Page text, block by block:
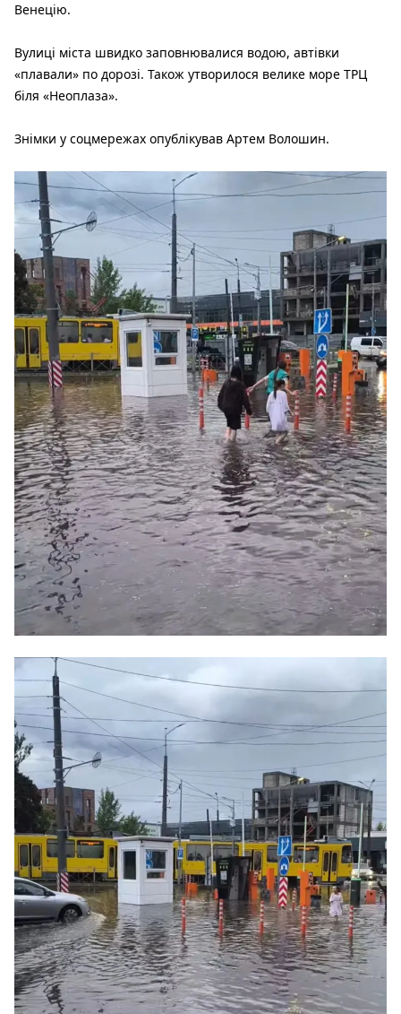
Венецію.
Вулиці міста швидко заповнювалися водою, автівки
«плавали» по дорозі. Також утворилося велике море ТРЦ
біля «Неоплаза».
Знімки у соцмережах опублікував Артем Волошин.